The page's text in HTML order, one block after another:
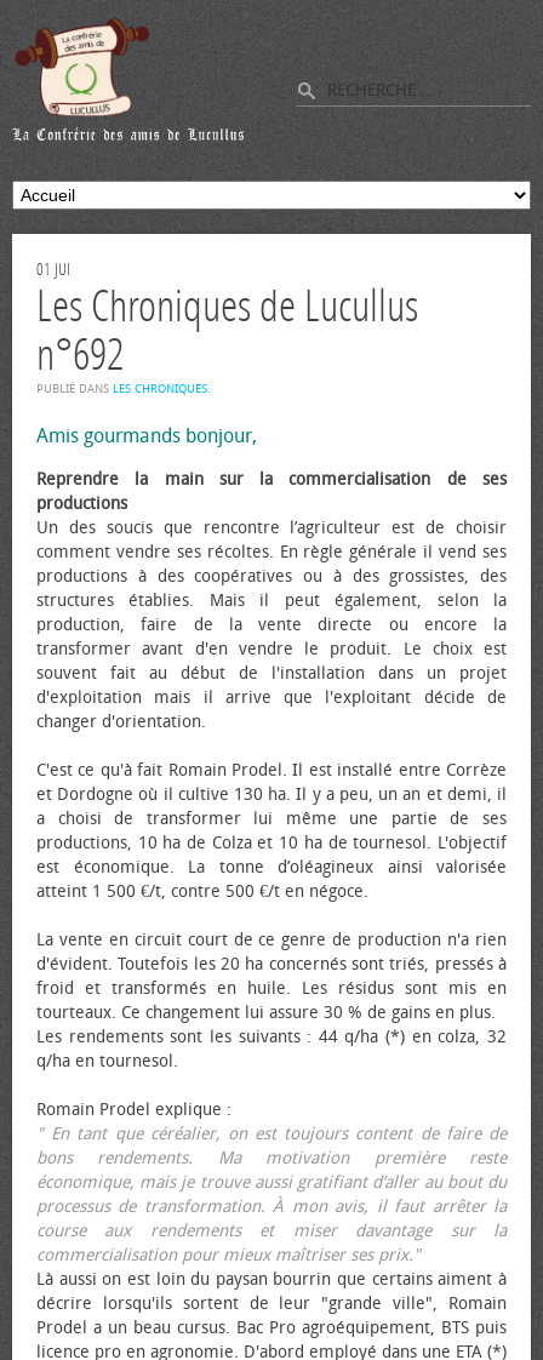
01 JUI
Les Chroniques de Lucullus
n°692
PUBLIÉ DANS LES CHRONIQUES.
Amis gourmands bonjour,
Reprendre la main sur la commercialisation de ses
productions
Un des soucis que rencontre l’agriculteur est de choisir
comment vendre ses récoltes. En règle générale il vend ses
productions à des coopératives ou à des grossistes, des
structures établies. Mais il peut également, selon la
production, faire de la vente directe ou encore la
transformer avant d'en vendre le produit. Le choix est
souvent fait au début de l'installation dans un projet
d'exploitation mais il arrive que l'exploitant décide de
changer d'orientation.
C'est ce qu'à fait Romain Prodel. Il est installé entre Corrèze
et Dordogne où il cultive 130 ha. Il y a peu, un an et demi, il
a choisi de transformer lui même une partie de ses
productions, 10 ha de Colza et 10 ha de tournesol. L'objectif
est économique. La tonne d’oléagineux ainsi valorisée
atteint 1 500 €/t, contre 500 €/t en négoce.
La vente en circuit court de ce genre de production n'a rien
d'évident. Toutefois les 20 ha concernés sont triés, pressés à
froid et transformés en huile. Les résidus sont mis en
tourteaux. Ce changement lui assure 30 % de gains en plus.
Les rendements sont les suivants : 44 q/ha (*) en colza, 32
q/ha en tournesol.
Romain Prodel explique :
" En tant que céréalier, on est toujours content de faire de
bons rendements. Ma motivation première reste
économique, mais je trouve aussi gratifiant d’aller au bout du
processus de transformation. À mon avis, il faut arrêter la
course aux rendements et miser davantage sur la
commercialisation pour mieux maîtriser ses prix."
Là aussi on est loin du paysan bourrin que certains aiment à
décrire lorsqu'ils sortent de leur "grande ville", Romain
Prodel a un beau cursus. Bac Pro agroéquipement, BTS puis
licence pro en agronomie. D'abord employé dans une ETA (*)